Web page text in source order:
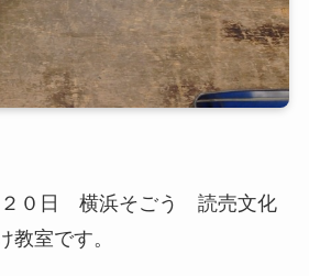
２０日 横浜そごう 読売文化
教室です。